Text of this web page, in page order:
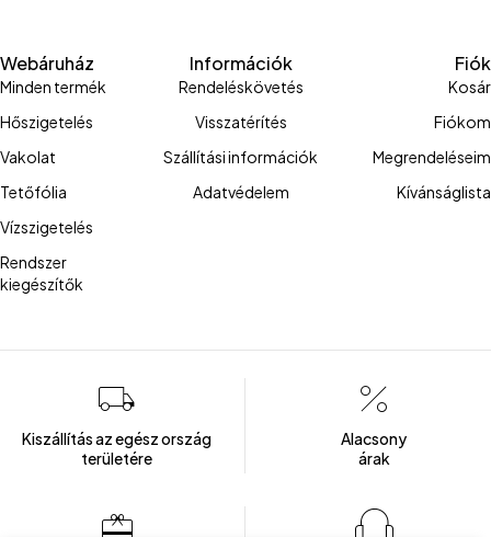
Webáruház
Minden termék
Hőszigetelés
Vakolat
Tetőfólia
Vízszigetelés
Rendszer
kiegészítők
Információk
Rendeléskövetés
Visszatérítés
Szállítási információk
Adatvédelem
Fiók
Kosár
Fiókom
Megrendeléseim
Kívánságlista
Kiszállítás az egész ország
területére
Alacsony
árak